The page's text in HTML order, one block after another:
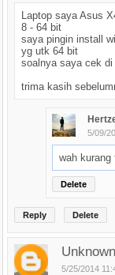
Laptop saya Asus
8 - 64 bit
saya pingin install
yg utk 64 bit
soalnya saya cek
trima kasih
5/09/
wah kurang
Delete
Reply Delete
Unknown
5/25/2014